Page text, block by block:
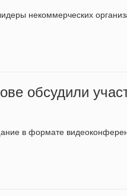
некоммерческих
обсудили
в формате